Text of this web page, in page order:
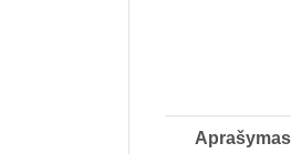
Aprašymas